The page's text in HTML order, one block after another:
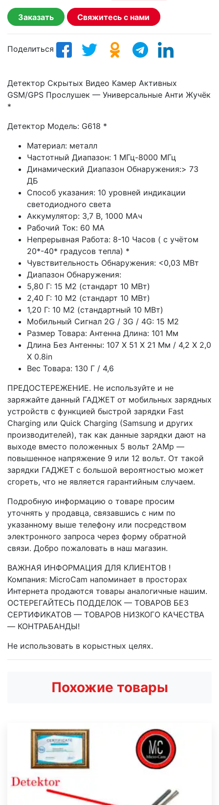
Заказать Свяжитесь с нами
Поделиться
Детектор Скрытых Видео Камер Активных
GSM/GPS Прослушек — Универсальные Анти Жучёк
*
Детектор Модель: G618 *
Материал: металл
Частотный Диапазон: 1 МГц-8000 МГц
Динамический Диапазон Обнаружения:> 73
ДБ
Способ указания: 10 уровней индикации
светодиодного света
Аккумулятор: 3,7 В, 1000 МАч
Рабочий Ток: 60 МА
Непрерывная Работа: 8-10 Часов ( с учётом
20*-40* градусов тепла) *
Чувствительность Обнаружения: <0,03 МВт
Диапазон Обнаружения:
5,80 Г: 15 М2 (стандарт 10 МВт)
2,40 Г: 10 М2 (стандарт 10 МВт)
1,20 Г: 10 М2 (стандартный 10 МВт)
Мобильный Сигнал 2G / 3G / 4G: 15 М2
Размер Товара: Антенна Длина: 101 Мм
Длина Без Антенны: 107 Х 51 Х 21 Мм / 4,2 Х 2,0
Х 0.8in
Вес Товара: 130 Г / 4,6
ПРЕДОСТЕРЕЖЕНИЕ. Не используйте и не
заряжайте данный ГАДЖЕТ от мобильных зарядных
устройств с функцией быстрой зарядки Fast
Charging или Quick Charging (Samsung и других
производителей), так как данные зарядки дают на
выходе вместо положенных 5 вольт 2AMp —
повышенное напряжение 9 или 12 вольт. От такой
зарядки ГАДЖЕТ с большой вероятностью может
сгореть, что не является гарантийным случаем.
Подробную информацию о товаре просим
уточнять у продавца, связавшись с ним по
указанному выше телефону или посредством
электронного запроса через форму обратной
связи. Добро пожаловать в наш магазин.
ВАЖНАЯ ИНФОРМАЦИЯ ДЛЯ КЛИЕНТОВ !
Компания: MicroCam напоминает в просторах
Интернета продаются товары аналогичные нашим.
ОСТЕРЕГАЙТЕСЬ ПОДДЕЛОК — ТОВАРОВ БЕЗ
СЕРТИФИКАТОВ — ТОВАРОВ НИЗКОГО КАЧЕСТВА
— КОНТРАБАНДЫ!
Не использовать в корыстных целях.
Похожие товары